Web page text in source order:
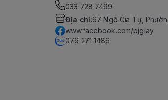
033 728 7499
Địa chỉ:67 Ngô Gia Tự,
www.facebook.com/pjgiay
076 271 1486